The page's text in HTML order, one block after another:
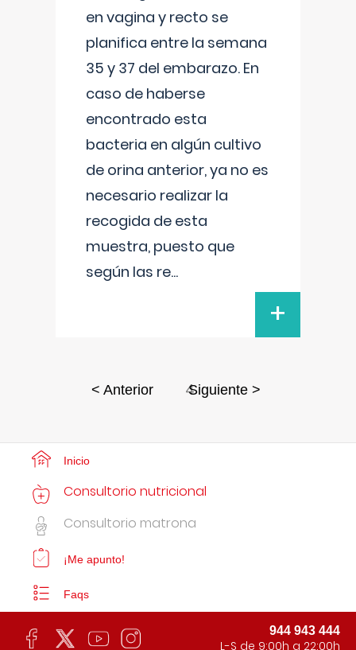
en vagina y recto se
planifica entre la semana
35 y 37 del embarazo. En
caso de haberse
encontrado esta
bacteria en algún cultivo
de orina anterior, ya no es
necesario realizar la
recogida de esta
muestra, puesto que
según las re...
+
< Anterior 4
Siguiente >
Inicio
Consultorio nutricional
Consultorio matrona
¡Me apunto!
Faqs
944 943 444
L-S de 9:00h a 22:00h